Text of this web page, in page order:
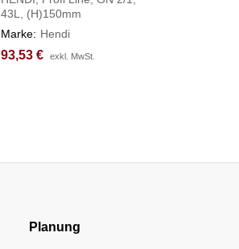
43L, (H)150mm
Marke: Hendi
93,53 € exkl. MwSt.
93,53 € exkl. MwSt.
Planung